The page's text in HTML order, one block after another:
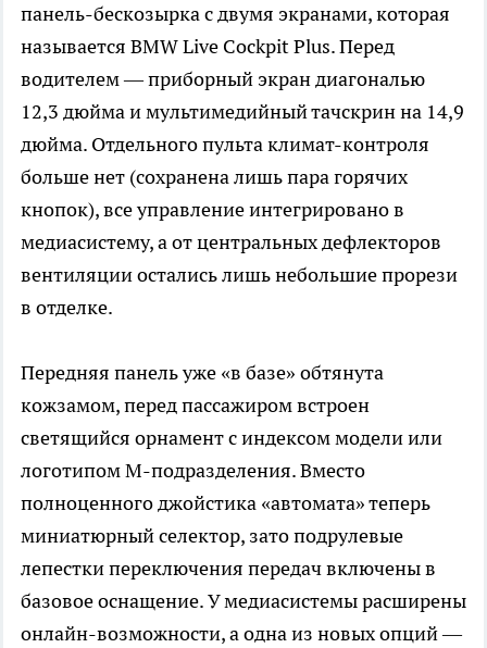
панель-бескозырка с двумя экранами, которая
называется BMW Live Cockpit Plus. Перед
водителем — приборный экран диагональю
12,3 дюйма и мультимедийный тачскрин на 14,9
дюйма. Отдельного пульта климат-контроля
больше нет (сохранена лишь пара горячих
кнопок), все управление интегрировано в
медиасистему, а от центральных дефлекторов
вентиляции остались лишь небольшие прорези
в отделке.
Передняя панель уже «в базе» обтянута
кожзамом, перед пассажиром встроен
светящийся орнамент с индексом модели или
логотипом M-подразделения. Вместо
полноценного джойстика «автомата» теперь
миниатюрный селектор, зато подрулевые
лепестки переключения передач включены в
базовое оснащение. У медиасистемы расширены
онлайн-возможности, а одна из новых опций —